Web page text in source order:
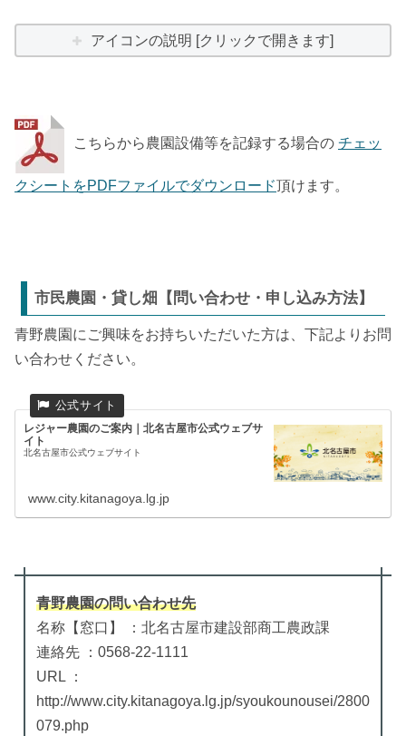
アイコンの説明 [クリックで開きます]
こちらから農園設備等を記録する場合の チェッ
クシートをPDFファイルでダウンロード頂けます。
市民農園・貸し畑【問い合わせ・申し込み方法】
青野農園にご興味をお持ちいただいた方は、下記よりお問
い合わせください。
レジャー農園のご案内｜北名古屋市公式ウェブサ
イト
北名古屋市公式ウェブサイト
www.city.kitanagoya.lg.jp
青野農園の問い合わせ先
名称【窓口】 ：北名古屋市建設部商工農政課
連絡先 ：0568-22-1111
URL ：
http://www.city.kitanagoya.lg.jp/syoukounousei/2800
079.php